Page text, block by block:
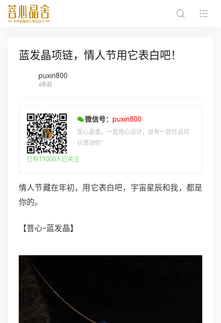
蓝发晶项链，情人节用它表白吧！
puxin800
6年前
微信号： puxin800
菩心晶舍，一直用心设计，总有一款作品可
以感动你！
已有19000人已关注
情人节藏在年初，用它表白吧，宇宙星辰和我，都是
你的。
【菩心-蓝发晶】